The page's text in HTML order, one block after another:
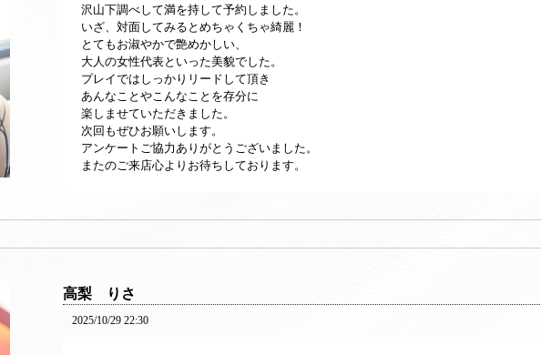
沢山下調べして満を持して予約しました。
いざ、対面してみるとめちゃくちゃ綺麗！
とてもお淑やかで艶めかしい、
大人の女性代表といった美貌でした。
プレイではしっかりリードして頂き
あんなことやこんなことを存分に
楽しませていただきました。
次回もぜひお願いします。
アンケートご協力ありがとうございました。
またのご来店心よりお待ちしております。
高梨 りさ
2025/10/29 22:30